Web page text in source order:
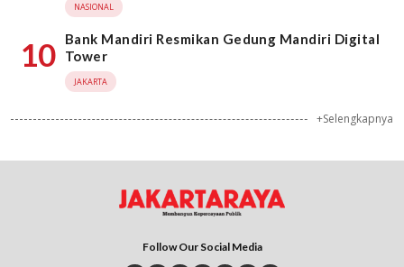
NASIONAL
10
Bank Mandiri Resmikan Gedung Mandiri Digital
Tower
JAKARTA
+Selengkapnya
Follow Our Social Media